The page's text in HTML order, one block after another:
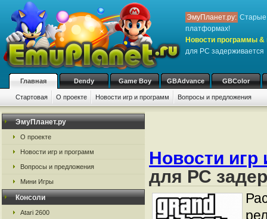
ЭмуПланет.ру: Старые
платформах!
Новости программы &
для РС задерживается
Главная Dendy Game Boy GBAdvance GBColor
Стартовая О проекте Новости игр и программ Вопросы и предложения
ЭмуПланет.ру
О проекте
Новости игр и программ
Вопросы и предложения
Мини Игры
Консоли
Atari 2600
Новости игр
для РС